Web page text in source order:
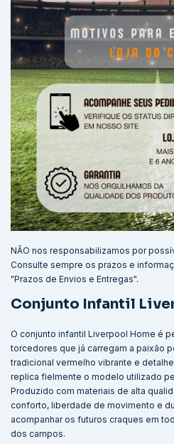
NÃO nos responsabilizamos por
Consulte sempre os prazos e
"Prazos de Envios e Entregas".
Conjunto Infantil
O conjunto infantil Liverpool Home é
torcedores que já carregam a paixão
tradicional vermelho vibrante e
replica fielmente o modelo utilizado
Produzido com materiais de alta
conforto, liberdade de movimento e
acompanhar os futuros craques em
dos campos.